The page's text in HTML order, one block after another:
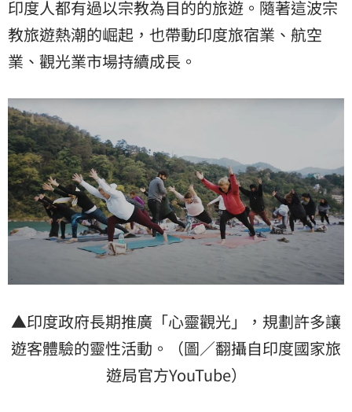
印度人都有過以宗教為目的的旅遊。隨著這波宗
教旅遊熱潮的崛起，也帶動印度旅宿業、航空
業、觀光業市場持續成長。
▲印度政府長期推廣「心靈觀光」，規劃許多讓
遊客體驗的靈性活動。（圖／翻攝自印度國家旅
遊局官方YouTube）